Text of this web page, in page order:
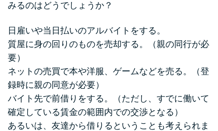
みるのはどうでしょうか？
日雇いや当日払いのアルバイトをする。
質屋に身の回りのものを売却する。（親の同行が必
要）
ネットの売買で本や洋服、ゲームなどを売る。（登
録時に親の同意が必要）
バイト先で前借りをする。（ただし、すでに働いて
確定している賃金の範囲内での交渉となる）
あるいは、友達から借りるということも考えられま